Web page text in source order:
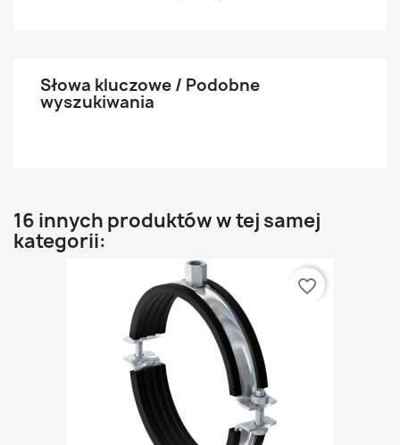
Słowa kluczowe / Podobne
wyszukiwania
16 innych produktów w tej samej
kategorii:
favorite_border